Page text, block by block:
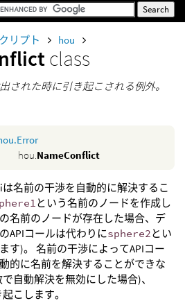
リプト hou
class
された時に引き起こされる例外。
hou.NameConflict
名前の干渉を自動的に解決するこ
という名前のノードを作成し
名前のノードが存在した場合、デ
APIコールは代わりにsphere2とい
す)。 名前の干渉によってAPIコー
的に名前を解決することができな
自動解決を無効にした場合)、
こします。